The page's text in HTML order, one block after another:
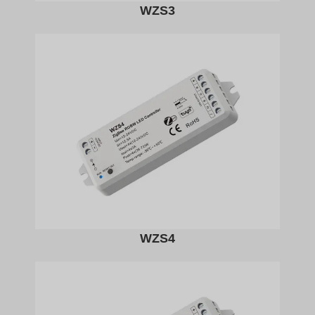
WZS3
WZS4